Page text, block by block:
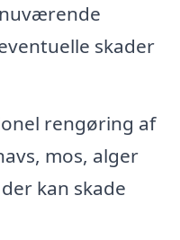
skader
rengøring af
mos, alger
kan skade